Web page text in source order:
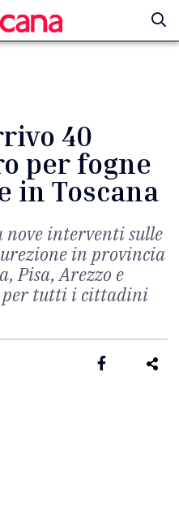
40
per fogne
in Toscana
nove interventi sulle
in provincia
Pisa, Arezzo e
per tutti i cittadini